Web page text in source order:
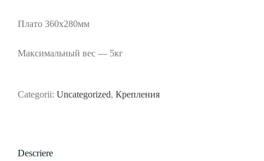
Плато 360х280мм
Максимальный вес — 5кг
Categorii: Uncategorized, Крепления
Descriere